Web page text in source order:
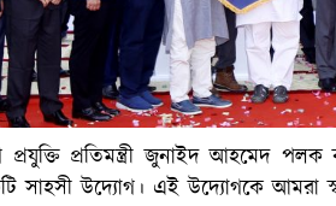
প্রতিমন্ত্রী জুনাইদ আহমেদ পলক
সাহসী উদ্যোগ। এই উদ্যোগকে আমরা